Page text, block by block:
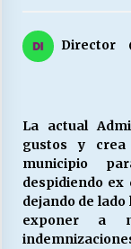
Director
La actual
gustos y crea
municipio
despidiendo
dejando de lado
exponer a